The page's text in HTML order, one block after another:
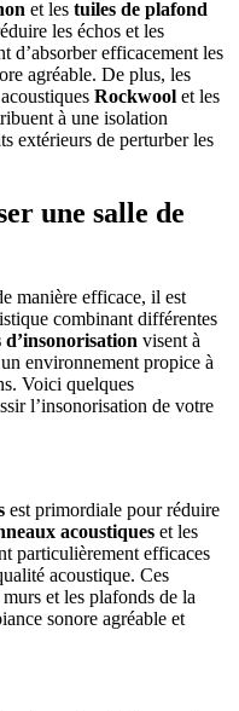
et les tuiles de plafond
les échos et les
d’absorber efficacement les
agréable. De plus, les
Rockwool et les
à une isolation
extérieurs de perturber les
une salle de
manière efficace, il est
combinant différentes
d’insonorisation visent à
environnement propice à
Voici quelques
l’insonorisation de votre
est primordiale pour réduire
acoustiques et les
particulièrement efficaces
acoustique. Ces
et les plafonds de la
sonore agréable et